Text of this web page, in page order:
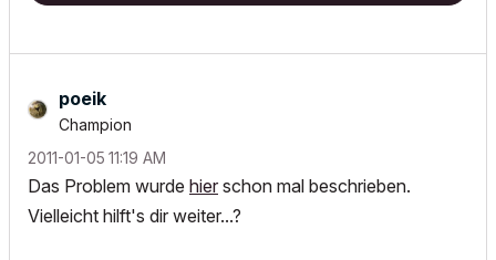
poeik
Champion
‎2011-01-05 11:19 AM
Das Problem wurde hier schon mal beschrieben.
Vielleicht hilft's dir weiter...?